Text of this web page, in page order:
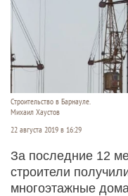
Строительство в Барнауле.
Михаил Хаустов
22 августа 2019 в 16:29
За последние 12
строители
многоэтажные